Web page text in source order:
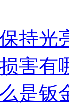
持光
害有
是钣